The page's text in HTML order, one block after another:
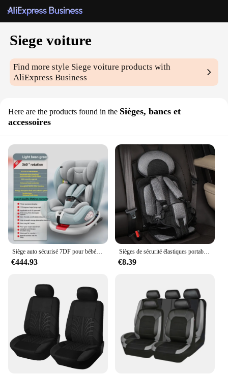
Siege voiture
Find more style Siege voiture products with
AliExpress Business
Here are the products found in the Sièges, bancs et
accessoires
Siège auto sécurisé 7DF pour bébé de 0 à 12 ans, siège rotatif à 360 °, chaises de 1 à 12 ans
€444.93
Sièges de sécurité élastiques portables pour enfants, sièges de sécurité pour enfants, utilisation du véhicule, tout-petit, polymères, enfants de 9 mois à 12 ans
€8.39